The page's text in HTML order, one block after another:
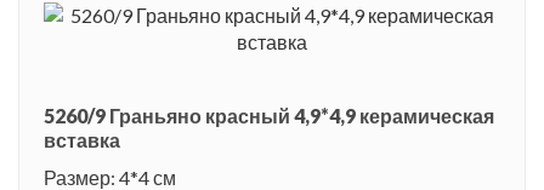
5260/9 Граньяно красный 4,9*4,9 керамическая
вставка
Размер: 4*4 см